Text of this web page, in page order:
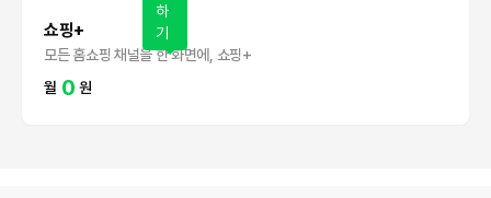
하
기
쇼핑+
모든 홈쇼핑 채널을 한 화면에, 쇼핑+
월 0 원